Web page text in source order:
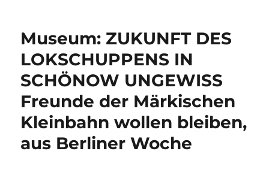
Museum: ZUKUNFT DES
LOKSCHUPPENS IN
SCHÖNOW UNGEWISS
Freunde der Märkischen
Kleinbahn wollen bleiben,
aus Berliner Woche